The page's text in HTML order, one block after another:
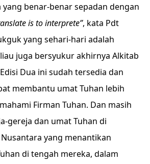
benar-benar sepadan dengan
is to interprete”, kata Pdt
yang sehari-hari adalah
juga bersyukur akhirnya Alkitab
Dua ini sudah tersedia dan
membantu umat Tuhan lebih
Firman Tuhan. Dan masih
gereja dan umat Tuhan di
yang menantikan
di tengah mereka, dalam